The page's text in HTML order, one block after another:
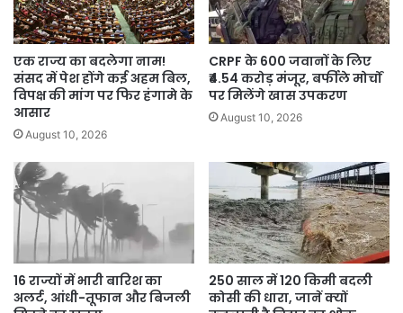
एक राज्य का बदलेगा नाम!
संसद में पेश होंगे कई अहम बिल,
विपक्ष की मांग पर फिर हंगामे के
आसार
August 10, 2026
CRPF के 600 जवानों के लिए
₹4.54 करोड़ मंजूर, बर्फीले मोर्चों
पर मिलेंगे खास उपकरण
August 10, 2026
16 राज्यों में भारी बारिश का
अलर्ट, आंधी-तूफान और बिजली
250 साल में 120 किमी बदली
कोसी की धारा, जानें क्यों